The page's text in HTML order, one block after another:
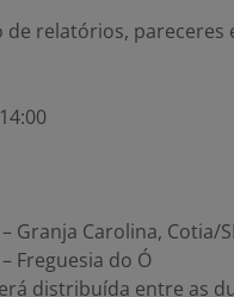
relatórios, pareceres
Granja Carolina, Cotia/
Freguesia do Ó
distribuída entre as